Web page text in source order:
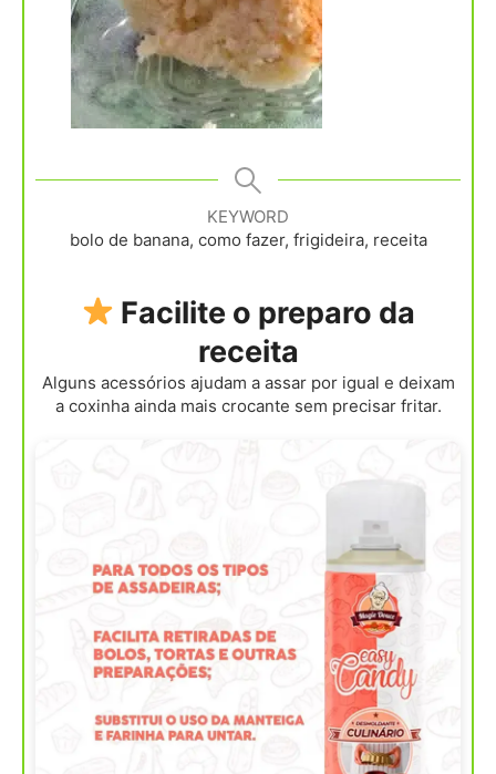
KEYWORD
bolo de banana, como fazer, frigideira, receita
Facilite o preparo da
receita
Alguns acessórios ajudam a assar por igual e deixam
a coxinha ainda mais crocante sem precisar fritar.